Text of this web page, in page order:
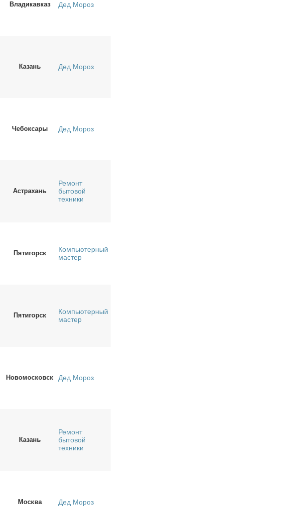
Владикавказ Дед Мороз
Казань Дед Мороз
Чебоксары Дед Мороз
Астрахань
Ремонт
бытовой
техники
Пятигорск
Компьютерный
мастер
Пятигорск
Компьютерный
мастер
Новомосковск Дед Мороз
Казань
Ремонт
бытовой
техники
Москва Дед Мороз